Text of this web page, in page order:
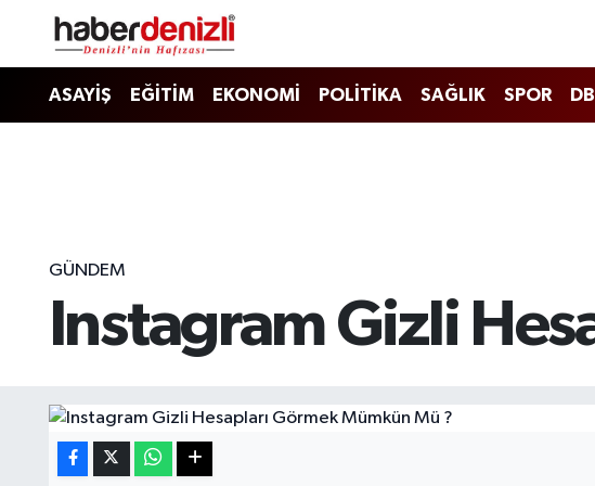
ASAYİŞ EĞİTİM EKONOMİ POLİTİKA SAĞLIK SPOR
GÜNDEM
Instagram Gizli
Denizli Nöbetçi Eczaneler
Tüm Manşetler
Son Dakika Haberleri
Haber Arşivi